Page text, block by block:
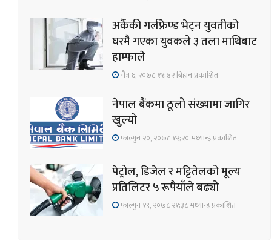
अर्कैकी गर्लफ्रेण्ड भेट्न युवतीको
घरमै गएका युवकले ३ तला माथिबाट
हाम्फाले
चैत्र ६, २०७८ ११;४२ बिहान प्रकाशित
नेपाल बैंकमा ठूलो संख्यामा जागिर
खुल्यो
फाल्गुन २०, २०७८ १२;२० मध्यान्ह प्रकाशित
पेट्रोल, डिजेल र मट्टितेलको मूल्य
प्रतिलिटर ५ रूपैयाँले बढ्यो
फाल्गुन १९, २०७८ २१;३८ मध्यान्ह प्रकाशित